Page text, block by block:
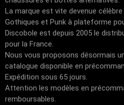
La marque est vite devenue
Gothiques et Punk à plateforme
Discobole est depuis 2005 le
pour la France.
Nous vous proposons désormais
catalogue disponible en
Expédition sous 65 jours.
Attention les modèles en
remboursables.